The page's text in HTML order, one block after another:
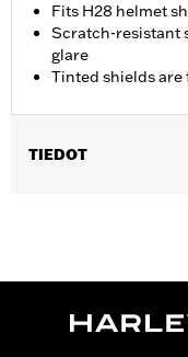
Fits H28 helmet
Scratch-resistant
glare
Tinted shields are
TIEDOT
d.com/warrantyfor full